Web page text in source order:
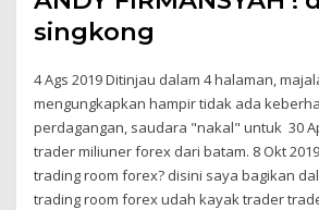
singkong
4 Ags 2019 Ditinjau dalam 4 halaman,
mengungkapkan hampir tidak ada
perdagangan, saudara "nakal" untuk 30
trader miliuner forex dari batam. 8 Okt
trading room forex? disini saya bagikan
trading room forex udah kayak trader